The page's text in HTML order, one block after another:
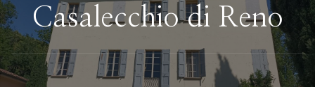
Casalecchio di Reno